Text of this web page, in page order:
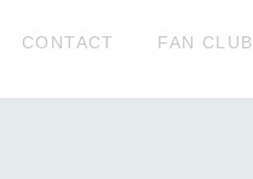
CONTACT FAN CLUB